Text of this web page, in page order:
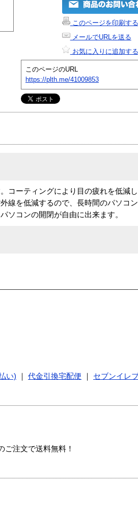
このページを印刷する
メールでURLを送る
お気に入りに追加する
このページのURL
https://plth.me/41009853
コーティングにより目の疲れを低減
線を低減するので、長時間のパソコ
ソコンの開閉が自由に出来ます。
い) 代金引換宅配便
セブンイレ
注文で送料無料！